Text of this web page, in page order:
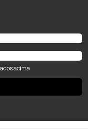
acima